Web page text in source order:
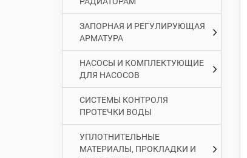
ЗАПОРНАЯ И РЕГУЛИРУЮЩАЯ
АРМАТУРА
НАСОСЫ И КОМПЛЕКТУЮЩИЕ
ДЛЯ НАСОСОВ
СИСТЕМЫ КОНТРОЛЯ
ПРОТЕЧКИ ВОДЫ
УПЛОТНИТЕЛЬНЫЕ
МАТЕРИАЛЫ, ПРОКЛАДКИ И